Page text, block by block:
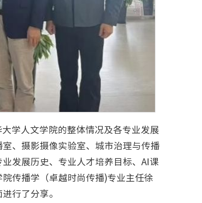
学人文学院的整体情况及各专业发展
、摄影摄像实验室、城市治理与传播
发展历史、专业人才培养目标、AI课
传播学（卓越时尚传播)专业主任徐
行了分享。